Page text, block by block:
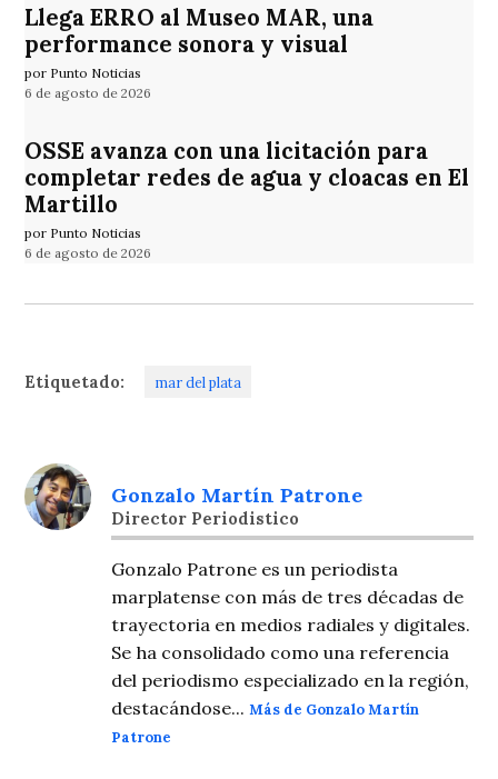
Llega ERRO al Museo MAR, una
performance sonora y visual
por Punto Noticias
6 de agosto de 2026
OSSE avanza con una licitación para
completar redes de agua y cloacas en El
Martillo
por Punto Noticias
6 de agosto de 2026
Etiquetado: mar del plata
Gonzalo Martín Patrone
Director Periodistico
Gonzalo Patrone es un periodista
marplatense con más de tres décadas de
trayectoria en medios radiales y digitales.
Se ha consolidado como una referencia
del periodismo especializado en la región,
destacándose...Más de Gonzalo Martín
Patrone